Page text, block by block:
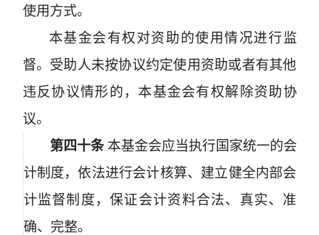
使用方式。
本基金会有权对资助的使用情况进行监
督。受助人未按协议约定使用资助或者有其他
违反协议情形的，本基金会有权解除资助协
议。
第四十条 本基金会应当执行国家统一的会
计制度，依法进行会计核算、建立健全内部会
计监督制度，保证会计资料合法、真实、准
确、完整。